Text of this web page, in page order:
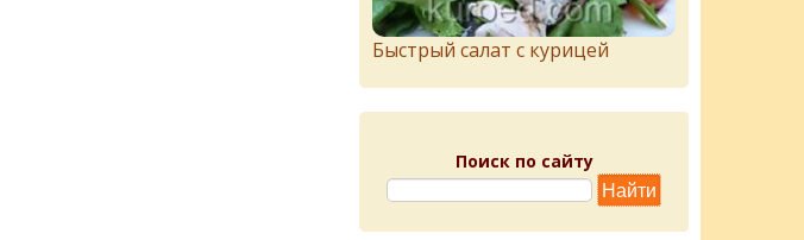
Быстрый салат с курицей
Поиск по сайту